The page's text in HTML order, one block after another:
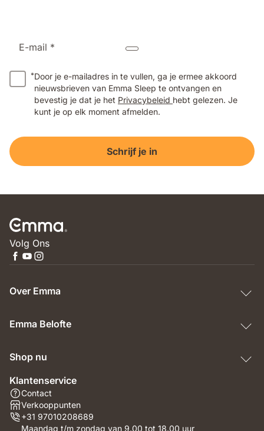
E-mail *
*Door je e-mailadres in te vullen, ga je ermee akkoord
nieuwsbrieven van Emma Sleep te ontvangen en
bevestig je dat je het Privacybeleid hebt gelezen. Je
kunt je op elk moment afmelden.
Schrijf je in
Volg Ons
Over Emma
Emma Belofte
Shop nu
Klantenservice
Contact
Verkooppunten
+31 97010208689
Maandag t/m zondag van 9.00 tot 18.00 uur